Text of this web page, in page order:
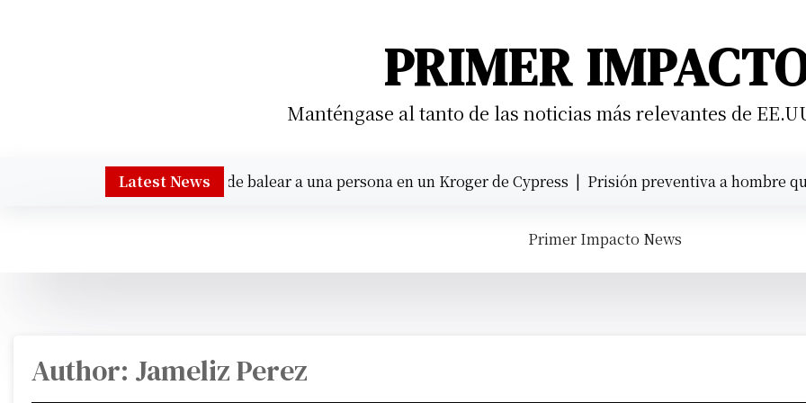
PRIMER
Manténgase al tanto de las noticias más relevantes de
Latest News
al sospechoso de balear a una persona en un Kroger de Cypress |Prisión preventiva a hombre que atropelló a
Primer Impacto News
Author: Jameliz Perez